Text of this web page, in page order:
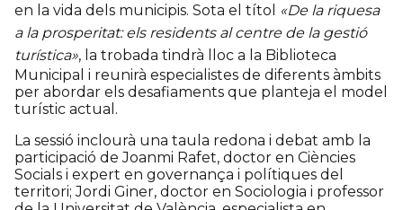
en la vida dels municipis. Sota el títol
«De la riquesa
a la prosperitat: els residents al centre de la gestió
turística», la trobada tindrà lloc a la Biblioteca
Municipal i reunirà especialistes de diferents àmbits
per abordar els desafiaments que planteja el model
turístic actual.
La sessió inclourà una taula redona i debat amb la
participació de Joanmi Rafet, doctor en Ciències
Socials i expert en governança i polítiques del
territori; Jordi Giner, doctor en Sociologia i professor